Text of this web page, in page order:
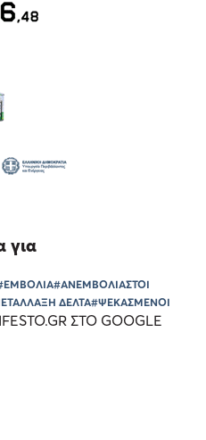
για
#ΑΝΕΜΒΟΛΙΑΣΤΟΙ
ΔΕΛΤΑ#ΨΕΚΑΣΜΕΝΟΙ
ΣΤΟ GOOGLE